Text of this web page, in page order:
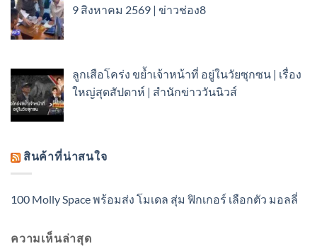
9 สิงหาคม 2569 | ข่าวช่อง8
ลูกเสือโคร่ง ขย้ำเจ้าหน้าที่ อยู่ในวัยซุกซน | เรื่อง
ใหญ่สุดสัปดาห์ | สำนักข่าววันนิวส์
สินค้าที่น่าสนใจ
100 Molly Space พร้อมส่ง โมเดล สุ่ม ฟิกเกอร์ เลือกตัว มอลลี่
ความเห็นล่าสุด